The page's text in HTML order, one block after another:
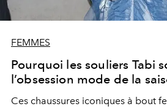
FEMMES
Pourquoi les souliers Tabi
l’obsession mode de la
Ces chaussures iconiques à bout